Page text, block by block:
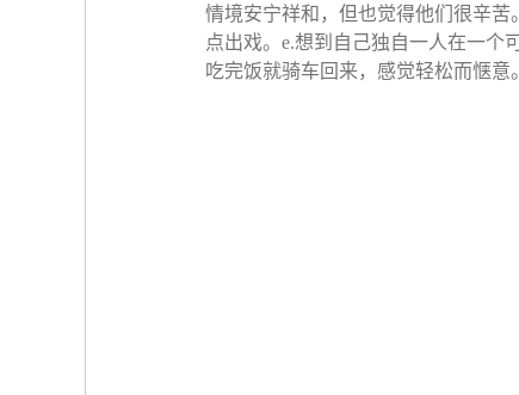
情境安宁祥和，但也觉得他们很辛
点出戏。e.想到自己独自一人在一个
吃完饭就骑车回来，感觉轻松而惬